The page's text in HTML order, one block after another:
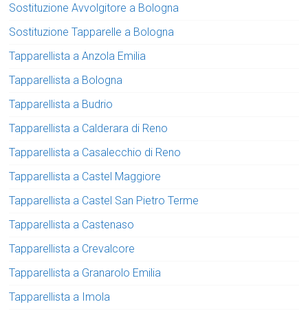
Sostituzione Avvolgitore a Bologna
Sostituzione Tapparelle a Bologna
Tapparellista a Anzola Emilia
Tapparellista a Bologna
Tapparellista a Budrio
Tapparellista a Calderara di Reno
Tapparellista a Casalecchio di Reno
Tapparellista a Castel Maggiore
Tapparellista a Castel San Pietro Terme
Tapparellista a Castenaso
Tapparellista a Crevalcore
Tapparellista a Granarolo Emilia
Tapparellista a Imola